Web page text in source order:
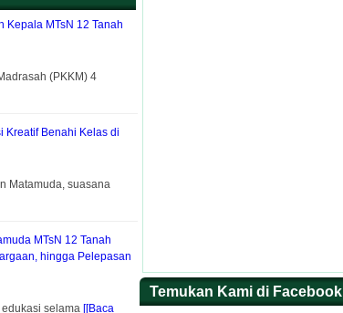
Kepala MTsN 12 Tanah
(PKKM) 4
Kreatif Benahi Kelas di
Matamuda, suasana
MTsN 12 Tanah
hingga Pelepasan
selama [[Baca
Temukan Kami di Facebook